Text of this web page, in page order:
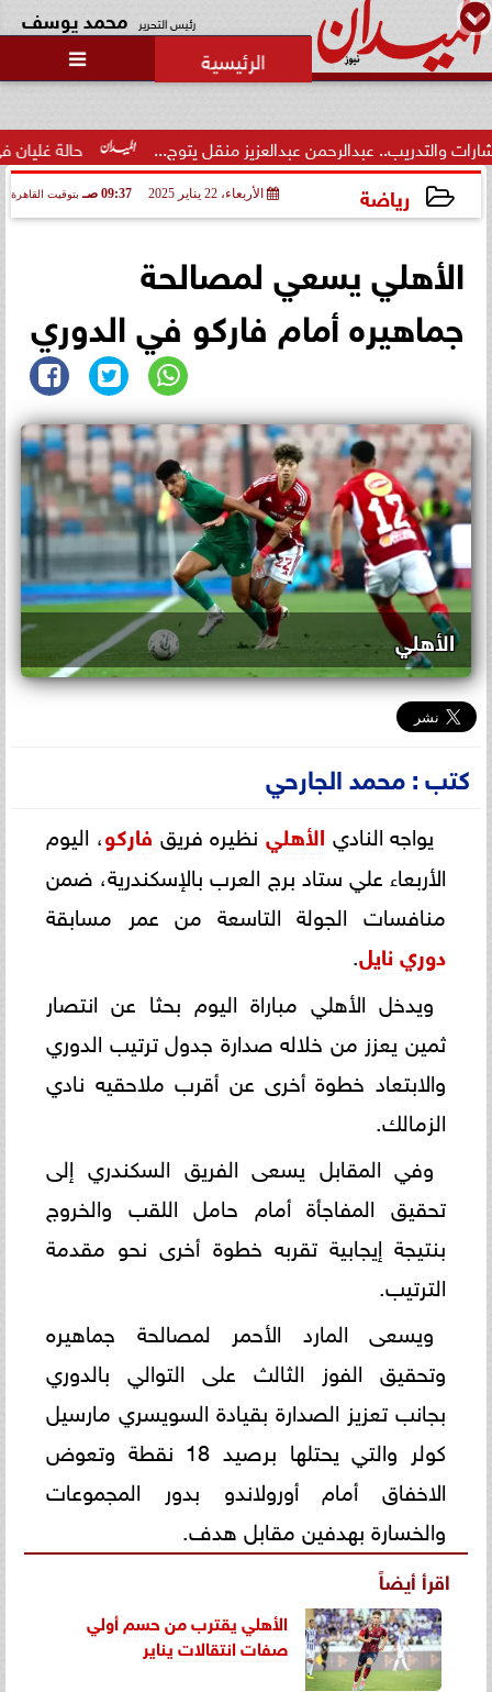
رئيس التحرير محمد يوسف

حالة غليان في نادي الشيخ زايد: عبدالعزيز منقل يتوج...
رياضة الأربعاء، 22 يناير 2025 09:37 صـ بتوقيت القاهرة
الأهلي يسعي لمصالحة
جماهيره أمام فاركو في الدوري
الأهلي
كتب : محمد الجارحي
يواجه النادي الأهلينظيره فريق فاركو، اليوم
الأربعاء علي ستاد برج العرب بالإسكندرية، ضمن
منافسات الجولة التاسعة من عمر مسابقة
دوري نايل
ويدخل الأهلي مباراة اليوم بحثا عن انتصار
ثمين يعزز من خلاله صدارة جدول ترتيب الدوري
والابتعاد خطوة أخرى عن أقرب ملاحقيه نادي
الزمالك.
وفي المقابل يسعى الفريق السكندري إلى
تحقيق المفاجأة أمام حامل اللقب والخروج
بنتيجة إيجابية تقربه خطوة أخرى نحو مقدمة
الترتيب.
ويسعى المارد الأحمر لمصالحة جماهيره
وتحقيق الفوز الثالث على التوالي بالدوري
بجانب تعزيز الصدارة بقيادة السويسري مارسيل
كولر والتي يحتلها برصيد 18 نقطة وتعوض
الاخفاق أمام أورولاندو بدور المجموعات
والخسارة بهدفين مقابل هدف.
اقرأ أيضاً
الأهلي يقترب من حسم أولي
صفات انتقالات يناير
محاولات لإخفاء المقاعد عن أعضاء
الجمعية العمومية خلال الإفطار